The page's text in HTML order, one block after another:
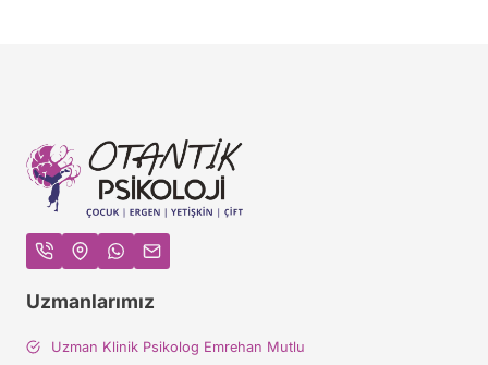
Uzmanlarımız
Uzman Klinik Psikolog Emrehan Mutlu